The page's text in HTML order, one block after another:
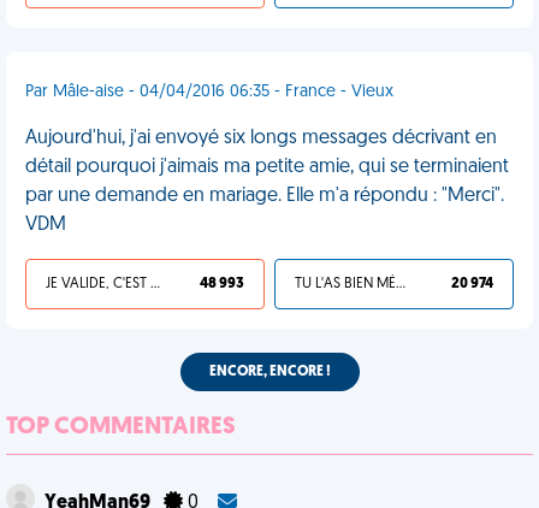
Par Mâle-aise - 04/04/2016 06:35 - France - Vieux
Aujourd'hui, j'ai envoyé six longs messages décrivant en
détail pourquoi j'aimais ma petite amie, qui se terminaient
par une demande en mariage. Elle m'a répondu : "Merci".
VDM
JE VALIDE, C'EST UNE VDM 48 993 TU L'AS BIEN MÉRITÉ 20 974
ENCORE, ENCORE !
TOP COMMENTAIRES
YeahMan69 0